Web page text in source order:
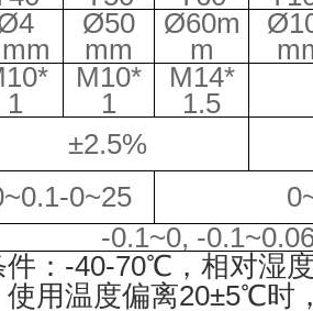
4
mm
Ø50
mm
Ø60m
m
Ø
1
M10*
1
M14*
1.5
±2.5%
0~25
-0.1~0, -
： -40-70℃，相对湿
用温度偏离20±5℃时